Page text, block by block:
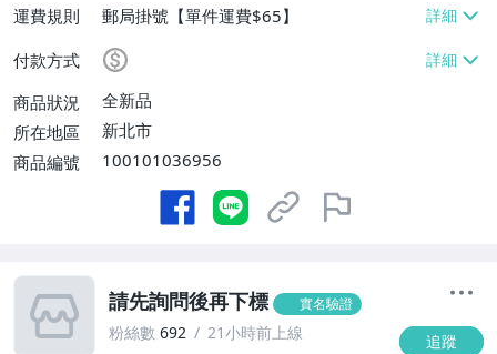
運費規則
郵局掛號【單件運費$65】
付款方式
商品狀況
全新品
所在地區
新北市
商品編號
100101036956
請先詢問後再下標 實名驗證
粉絲數 692 21小時前上線 追蹤